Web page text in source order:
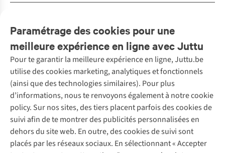
Complétez le look
Achète la tenue
Paramétrage des cookies pour une
meilleure expérience en ligne avec Juttu
Pour te garantir la meilleure expérience en ligne, Juttu.be
utilise des cookies marketing, analytiques et fonctionnels
(ainsi que des technologies similaires). Pour plus
d’informations, nous te renvoyons également à notre cookie
policy. Sur nos sites, des tiers placent parfois des cookies de
suivi afin de te montrer des publicités personnalisées en
dehors du site web. En outre, des cookies de suivi sont
placés par les réseaux sociaux. En sélectionnant « Accepter
Service client
Questions fréquentes
Commander
Payer
10 % réduction étudiants
Klarna : post-paiement
Livraison
Nos services
Vintage - ReJUsed
Atelier de couture
Personal shopping
Juttu
Qui sommes-nous ?